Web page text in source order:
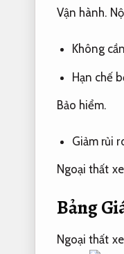
Vận hành.
Không
Hạn chế
Bảo hiểm.
Giảm rủi
Ngoại thất
Bảng
Ngoại thất